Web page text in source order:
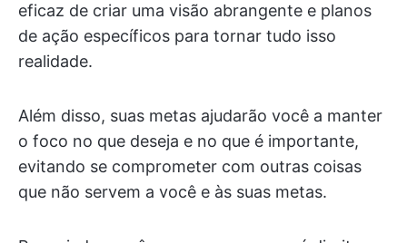
eficaz de criar uma visão abrangente e planos
de ação específicos para tornar tudo isso
realidade.
Além disso, suas metas ajudarão você a manter
o foco no que deseja e no que é importante,
evitando se comprometer com outras coisas
que não servem a você e às suas metas.